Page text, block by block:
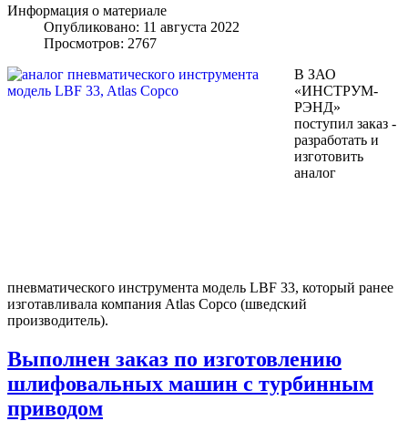
Информация о материале
Опубликовано: 11 августа 2022
Просмотров: 2767
В ЗАО
«ИНСТРУМ-
РЭНД»
поступил заказ -
разработать и
изготовить
аналог
пневматического инструмента модель LBF 33, который ранее
изготавливала компания Atlas Copco (шведский
производитель).
Выполнен заказ по изготовлению
шлифовальных машин с турбинным
приводом